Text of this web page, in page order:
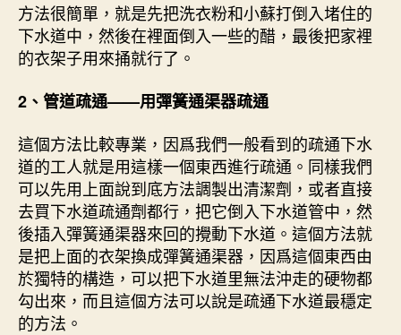
方法很簡單，就是先把洗衣粉和小蘇打倒入堵住的
下水道中，然後在裡面倒入一些的醋，最後把家裡
的衣架子用來捅就行了。
2、管道疏通——用彈簧通渠器疏通
這個方法比較專業，因爲我們一般看到的疏通下水
道的工人就是用這樣一個東西進行疏通。同樣我們
可以先用上面說到底方法調製出清潔劑，或者直接
去買下水道疏通劑都行，把它倒入下水道管中，然
後插入彈簧通渠器來回的攪動下水道。這個方法就
是把上面的衣架換成彈簧通渠器，因爲這個東西由
於獨特的構造，可以把下水道里無法沖走的硬物都
勾出來，而且這個方法可以說是疏通下水道最穩定
的方法。